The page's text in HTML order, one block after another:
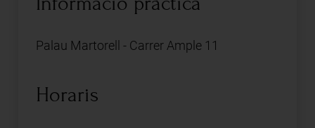
Palau Martorell - Carrer Ample 11
Horaris